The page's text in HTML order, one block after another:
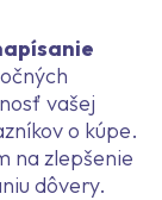
vašej
o kúpe.
na zlepšenie
dôvery.